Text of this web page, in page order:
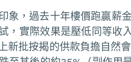
象，過去十年樓價跑贏薪
，實際效果是壓低同等收
新批按揭的供款負擔自然